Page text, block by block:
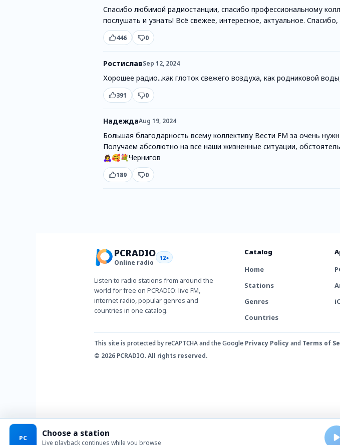
Спасибо любимой радиостанции, спасибо профессиональному
послушать и узнать! Всё свежее, интересное, актуальное.
446 0
РостиславSep 12, 2024
Хорошее радио...как глоток свежего воздуха, как родниковой
391 0
НадеждаAug 19, 2024
Большая благодарность всему коллективу Вести FM за очень
Получаем абсолютно на все наши жизненные ситуации,
🙇‍♀️🥰💐Чернигов
189 0
PCRADIO
Online radio
12+
Listen to radio stations from around the
world for free on PCRADIO: live FM,
internet radio, popular genres and
countries in one catalog.
Catalog
Home
Stations
Genres
Countries
This site is protected by reCAPTCHA and the Google Privacy Policyand Terms of
© 2026 PCRADIO. All rights reserved.
PC Choose a station
Live playback continues while you browse